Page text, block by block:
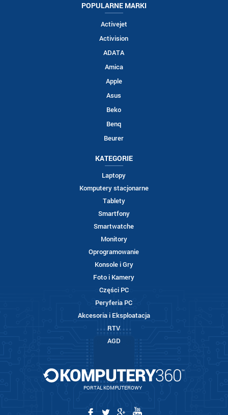
POPULARNE MARKI
Activejet
Activision
ADATA
Amica
Apple
Asus
Beko
Benq
Beurer
KATEGORIE
Laptopy
Komputery stacjonarne
Tablety
Smartfony
Smartwatche
Monitory
Oprogramowanie
Konsole i Gry
Foto i Kamery
Części PC
Peryferia PC
Akcesoria i Eksploatacja
RTV
AGD
PORTAL KOMPUTEROWY